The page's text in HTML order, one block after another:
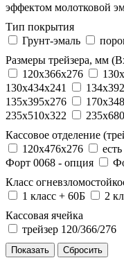
эффектом молотковой
Тип покрытия
Грунт-эмаль
Размеры трейзера, мм
120x366x276
130х434х241
135x395x276
235x510x322
Кассовое отделение
120х476х276
есть
Форт 0068 - опция
Класс
1 класс + 60Б
2
Кассовая ячейка
трейзер 120/366/276